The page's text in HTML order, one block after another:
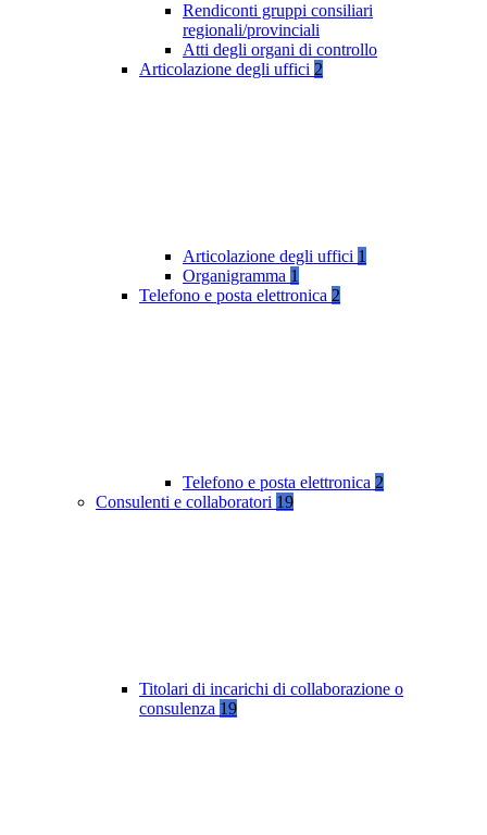
Rendiconti gruppi consiliari
regionali/provinciali
Atti degli organi di controllo
Articolazione degli uffici 2
Articolazione degli uffici 1
Organigramma 1
Telefono e posta elettronica 2
Telefono e posta elettronica 2
Consulenti e collaboratori 19
Titolari di incarichi di collaborazione o
consulenza 19